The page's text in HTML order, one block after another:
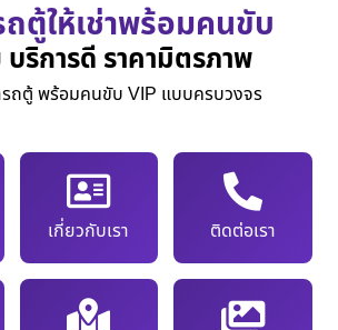
ถตู้ให้เช่าพร้อมคนขับ
ริการดี ราคามิตรภาพ
รถตู้ พร้อมคนขับ VIP แบบครบวงจร
เกี่ยวกับเรา ติดต่อเรา